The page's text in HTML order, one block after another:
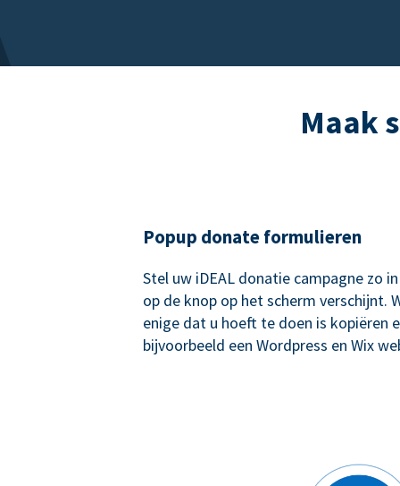
Maak
Popup donate formulieren
Stel uw iDEAL donatie campagne zo
op de knop op het scherm verschijnt.
enige dat u hoeft te doen is kopiëren
bijvoorbeeld een Wordpress en Wix